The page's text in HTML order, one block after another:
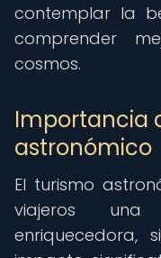
contemplar la
comprender
cosmos.
Importancia
astronómico
El turismo
viajeros
enriquecedora,